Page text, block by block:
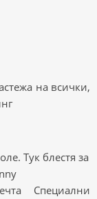
на всички,
Тук блестя за
Специални